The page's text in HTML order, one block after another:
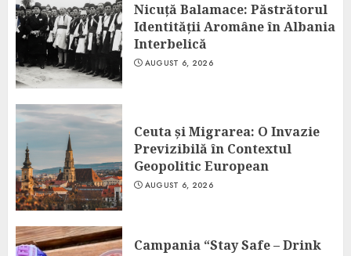
Nicuță Balamace: Păstrătorul
Identității Aromâne în Albania
Interbelică
AUGUST 6, 2026
Ceuta și Migrarea: O Invazie
Previzibilă în Contextul
Geopolitic European
AUGUST 6, 2026
Campania “Stay Safe – Drink